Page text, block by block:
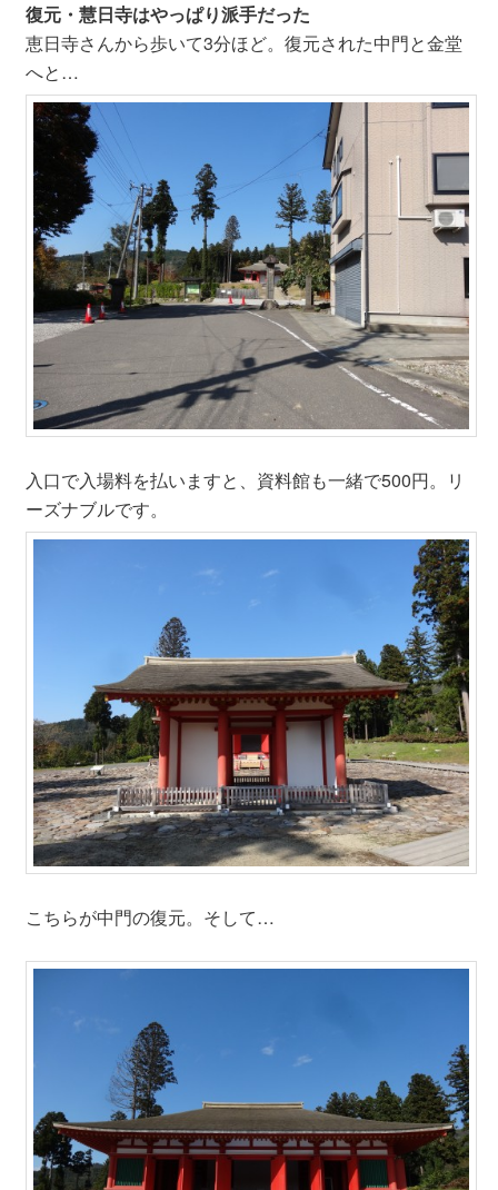
復元・慧日寺はやっぱり派手だった
恵日寺さんから歩いて3分ほど。復元された中門と金堂
へと…
入口で入場料を払いますと、資料館も一緒で500円。リ
ーズナブルです。
こちらが中門の復元。そして…